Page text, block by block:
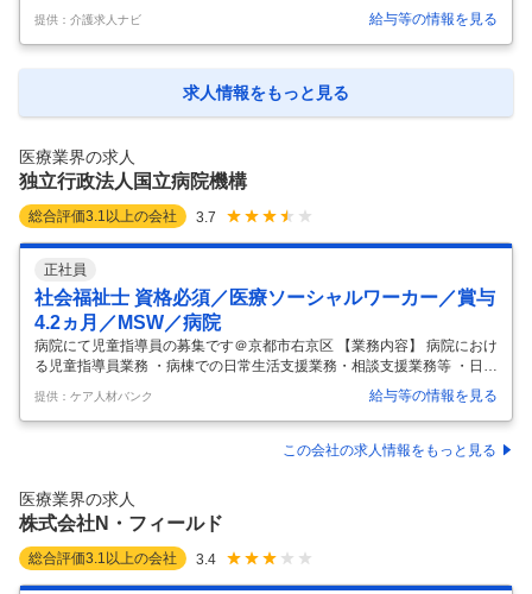
してお休みできるよう、夜間の見守りをすることがメインのお仕事で
す。 〈詳細〉 ■2時間に1度の居室巡回 ■着替え・排泄・服薬介助 ■朝ご
飯の提供作り ご飯を炊く・お味噌汁を作る、冷凍のおかずを温めて盛り
付けるなどの簡単なもので料理ができない人も安心！ ■その他付随する
業務 〈見守りの平均人数は3～4人〉 夜勤の場合は、1日少なくて1～2
提供：介護求人ナビ 給与等の情報を見る
求人情報をもっと見る
医療業界の求人
独立行政法人国立病院機構
総合評価3.1 以上の会社 3.7
正社員
社会福祉士 資格必須／医療ソーシャルワーカー／賞与
4.2ヵ月／MSW／病院
病院にて児童指導員の募集です＠京都市右京区 【業務内容】 病院におけ
る児童指導員業務 ・病棟での日常生活支援業務・相談支援業務等 ・日中
活動、趣味活動支援障害福祉サービスの利用調整 【応募条件】 社会福祉
士 精神保健福祉士 【施設形態】 病院 【募集資格】 社会福祉士 お気軽に
お問い合わせください。…
提供：ケア人材バンク 給与等の情報を見る
この会社の求人情報をもっと見る
医療業界の求人
株式会社N・フィールド
総合評価3.1 以上の会社 3.4